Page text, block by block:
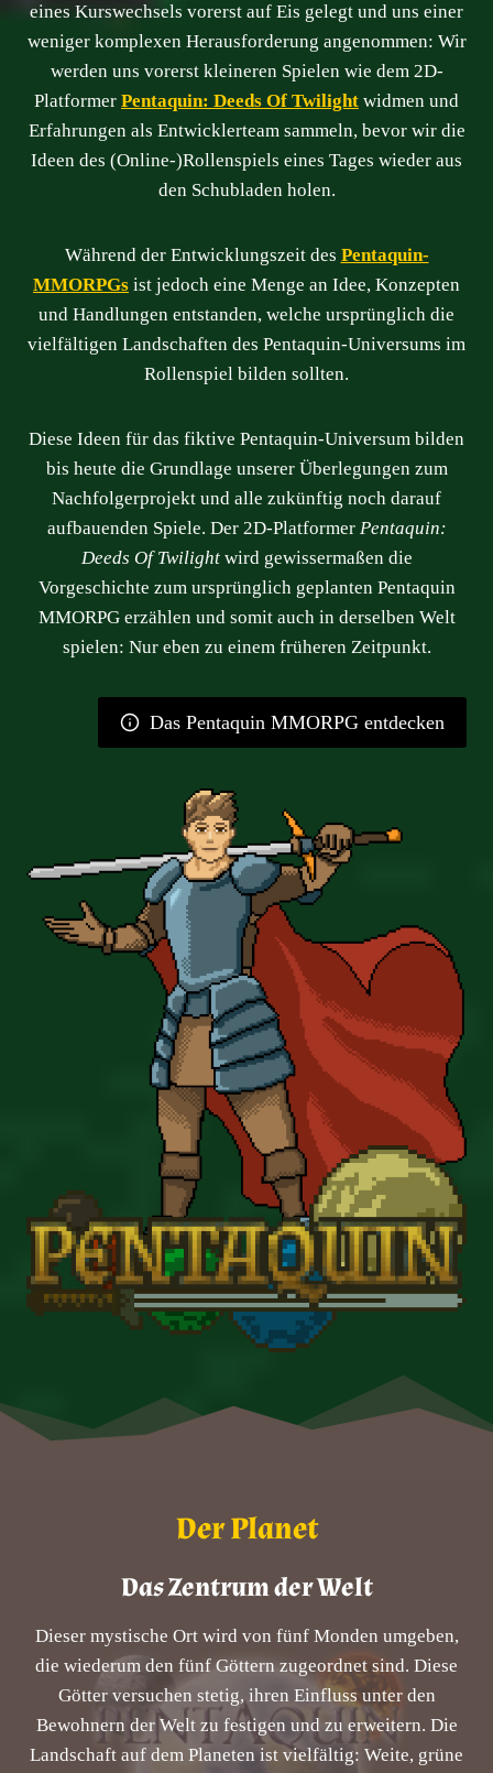
eines Kurswechsels vorerst auf Eis gelegt und uns einer
weniger komplexen Herausforderung angenommen: Wir
werden uns vorerst kleineren Spielen wie dem 2D-
Platformer Pentaquin: Deeds Of Twilight widmen und
Erfahrungen als Entwicklerteam sammeln, bevor wir die
Ideen des (Online-)Rollenspiels eines Tages wieder aus
den Schubladen holen.
Während der Entwicklungszeit des Pentaquin-
MMORPGs ist jedoch eine Menge an Idee, Konzepten
und Handlungen entstanden, welche ursprünglich die
vielfältigen Landschaften des Pentaquin-Universums im
Rollenspiel bilden sollten.
Diese Ideen für das fiktive Pentaquin-Universum bilden
bis heute die Grundlage unserer Überlegungen zum
Nachfolgerprojekt und alle zukünftig noch darauf
aufbauenden Spiele. Der 2D-Platformer Pentaquin:
Deeds Of Twilightwird gewissermaßen die
Vorgeschichte zum ursprünglich geplanten Pentaquin
MMORPG erzählen und somit auch in derselben Welt
spielen: Nur eben zu einem früheren Zeitpunkt.
Das Pentaquin MMORPG entdecken
Der Planet
Das Zentrum der Welt
Dieser mystische Ort wird von fünf Monden umgeben,
die wiederum den fünf Göttern zugeordnet sind. Diese
Götter versuchen stetig, ihren Einfluss unter den
Bewohnern der Welt zu festigen und zu erweitern. Die
Landschaft auf dem Planeten ist vielfältig: Weite, grüne